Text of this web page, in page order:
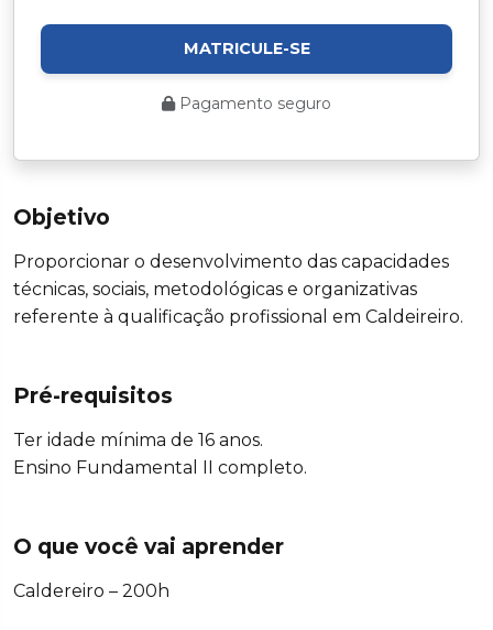
Objetivo
Proporcionar o desenvolvimento das capacidades
técnicas, sociais, metodológicas e organizativas
referente à qualificação profissional em Caldeireiro.
Pré-requisitos
Ter idade mínima de 16 anos.
Ensino Fundamental II completo.
O que você vai aprender
Caldereiro – 200h
MATRICULE-SE
Pagamento seguro